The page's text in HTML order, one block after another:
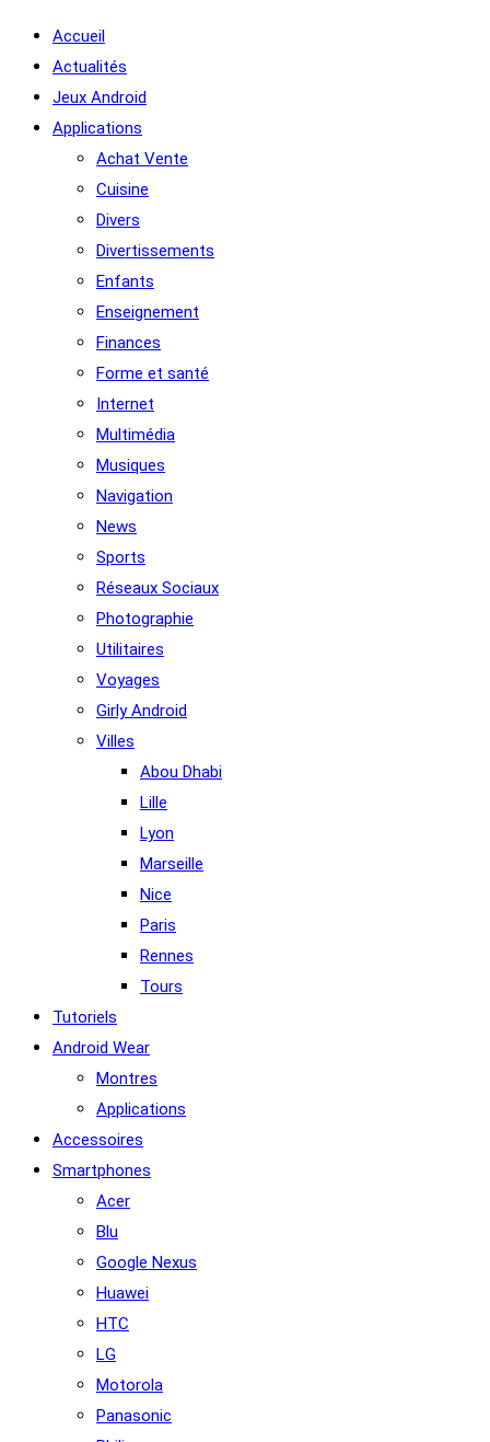
Accueil
Actualités
Jeux Android
Applications
Achat Vente
Cuisine
Divers
Divertissements
Enfants
Enseignement
Finances
Forme et santé
Internet
Multimédia
Musiques
Navigation
News
Sports
Réseaux Sociaux
Photographie
Utilitaires
Voyages
Girly Android
Villes
Abou Dhabi
Lille
Lyon
Marseille
Nice
Paris
Rennes
Tours
Tutoriels
Android Wear
Montres
Applications
Accessoires
Smartphones
Acer
Blu
Google Nexus
Huawei
HTC
LG
Motorola
Panasonic